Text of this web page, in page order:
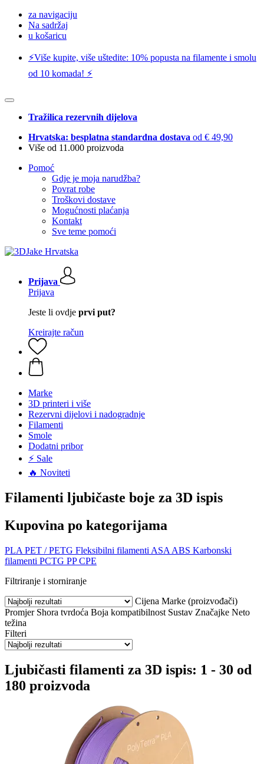
za navigaciju
Na sadržaj
u košaricu
⚡️Više kupite, više uštedite: 10% popusta na filamente i smolu
od 10 komada! ⚡️
Tražilica rezervnih dijelova
Hrvatska: besplatna standardna dostava od € 49,90
Više od 11.000 proizvoda
Pomoć
Gdje je moja narudžba?
Povrat robe
Troškovi dostave
Mogućnosti plaćanja
Kontakt
Sve teme pomoći
Prijava
Prijava
Jeste li ovdje prvi put?
Kreirajte račun
Marke
3D printeri i više
Rezervni dijelovi i nadogradnje
Filamenti
Smole
Dodatni pribor
⚡ Sale
🔥 Noviteti
Filamenti ljubičaste boje za 3D ispis
Kupovina po kategorijama
PLA PET / PETG Fleksibilni filamenti ASA ABS Karbonski
filamenti PCTG PP CPE
Filtriranje i storniranje
Cijena Marke (proizvođači)
Promjer Shora tvrdoća Boja kompatibilnost Sustav Značajke Neto
težina
Filteri
Ljubičasti filamenti za 3D ispis: 1 - 30 od
180 proizvoda